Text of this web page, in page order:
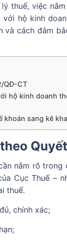
thuế, việc
hộ kinh
cách đảm
QĐ-CT
hộ kinh doanh
sang kê
nắm rõ
Cục Thuế –
thuế.
chính xác;